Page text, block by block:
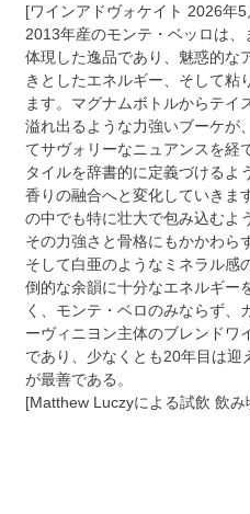
[ワインアドヴォケイト 2026年5
2013年産のモンテ・ベッロは
体現した逸品であり、魅惑的な
きとしたエネルギー、そして粘
ます。マグナムボトルからテイ
溢れ出るような力強いブーケが
てサヴォリーなニュアンスを経
タイルを辞書的に定義づけるよ
香りの融合へと変化していきま
の中でも特に壮大で包み込むよ
その力強さと骨格にもかかわら
そして白亜のようなミネラル感
倒的な余韻に十分なエネルギー
く、モンテ・ベロのみならず、
ーヴィニヨン主体のブレンドワ
であり、少なくとも20年目は
が最善である。
[Matthew Luczyによる試飲 飲み